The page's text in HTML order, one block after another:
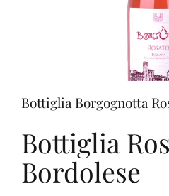
Bottiglia Borgognotta
Bottiglia
Bordolese